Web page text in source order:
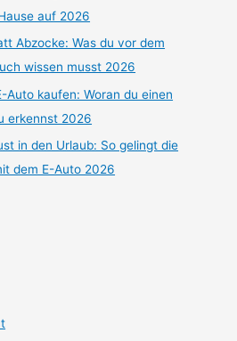
auf 2026
Abzocke: Was du vor dem
wissen musst 2026
Auto kaufen: Woran du einen
erkennst 2026
in den Urlaub: So gelingt die
dem E-Auto 2026